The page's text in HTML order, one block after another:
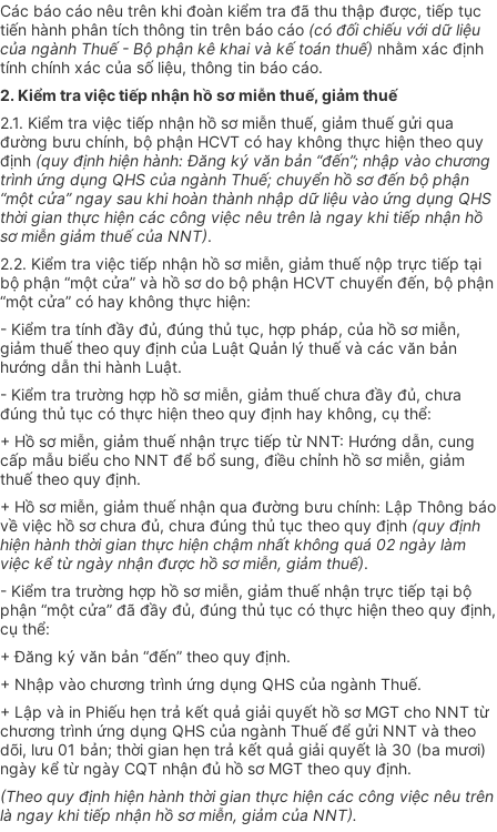
Các báo cáo nêu trên khi đoàn kiểm tra đã thu thập được, tiếp tục
tiến hành phân tích thông tin trên báo cáo (có đối chiếu với dữ liệu
của ngành Thuế - Bộ phận kê khai và kế toán thuế) nhằm xác định
tính chính xác của số liệu, thông tin báo cáo.
2. Kiểm tra việc tiếp nhận hồ sơ miễn thuế, giảm thuế
2.1. Kiểm tra việc tiếp nhận hồ sơ miễn thuế, giảm thuế gửi qua
đường bưu chính, bộ phận HCVT có hay không thực hiện theo quy
định (quy định hiện hành: Đăng ký văn bản “đến”; nhập vào chương
trình ứng dụng QHS của ngành Thuế; chuyển hồ sơ đến bộ phận
“một cửa” ngay sau khihoàn thành nhập dữ liệu vào ứng dụng QHS
thời gian thực hiện các công việc nêu trên là ngay khi tiếp nhận hồ
sơ miễn giảm thuế của NNT).
2.2. Kiểm tra việc tiếp nhận hồ sơ miễn, giảm thuế nộp trực tiếp tại
bộ phận “một cửa” và hồ sơ do bộ phận HCVT chuyển đến, bộ phận
“một cửa” có hay không thực hiện:
- Kiểm tra tính đầy đủ, đúng thủ tục, hợp pháp, của hồ sơ miễn,
giảm thuế theo quy định của Luật Quản lý thuế và các văn bản
hướng dẫn thi hành Luật.
- Kiểm tra trường hợp hồ sơ miễn, giảm thuế chưa đầy đủ, chưa
đúng thủ tục có thực hiện theo quy định hay không, cụ thể:
+ Hồ sơ miễn, giảm thuế nhận trực tiếp từ NNT: Hướng dẫn, cung
cấp mẫu biểu cho NNT để bổ sung, điều chỉnh hồ sơ miễn, giảm
thuế theo quy định.
+ Hồ sơ miễn, giảm thuế nhận qua đường bưu chính: Lập Thông báo
về việc hồ sơ chưa đủ, chưa đúng thủ tục theo quy định (quy định
hiện hành thời gian thực hiện chậm nhất không quá 02 ngày làm
việc kể từ ngày nhận được hồ sơ miễn, giảm thuế).
- Kiểm tra trường hợp hồ sơ miễn, giảm thuế nhận trực tiếp tại bộ
phận “một cửa” đã đầy đủ, đúng thủ tục có thực hiện theo quy định,
cụ thể:
+ Đăng ký văn bản “đến” theo quy định.
+ Nhập vào chương trình ứng dụng QHS của ngành Thuế.
+ Lập và in Phiếu hẹn trả kết quả giải quyết hồ sơ MGT cho NNT từ
chương trình ứng dụng QHS của ngành Thuế để gửi NNT và theo
dõi, lưu 01 bản; thời gian hẹn trả kết quả giải quyết là 30 (ba mươi)
ngày kể từ ngày CQT nhận đủ hồ sơ MGT theo quy định.
(Theo quy định hiện hành thời gian thực hiện các công việc nêu trên
là ngay khi tiếp nhận hồ sơ miễn, giảm của NNT).